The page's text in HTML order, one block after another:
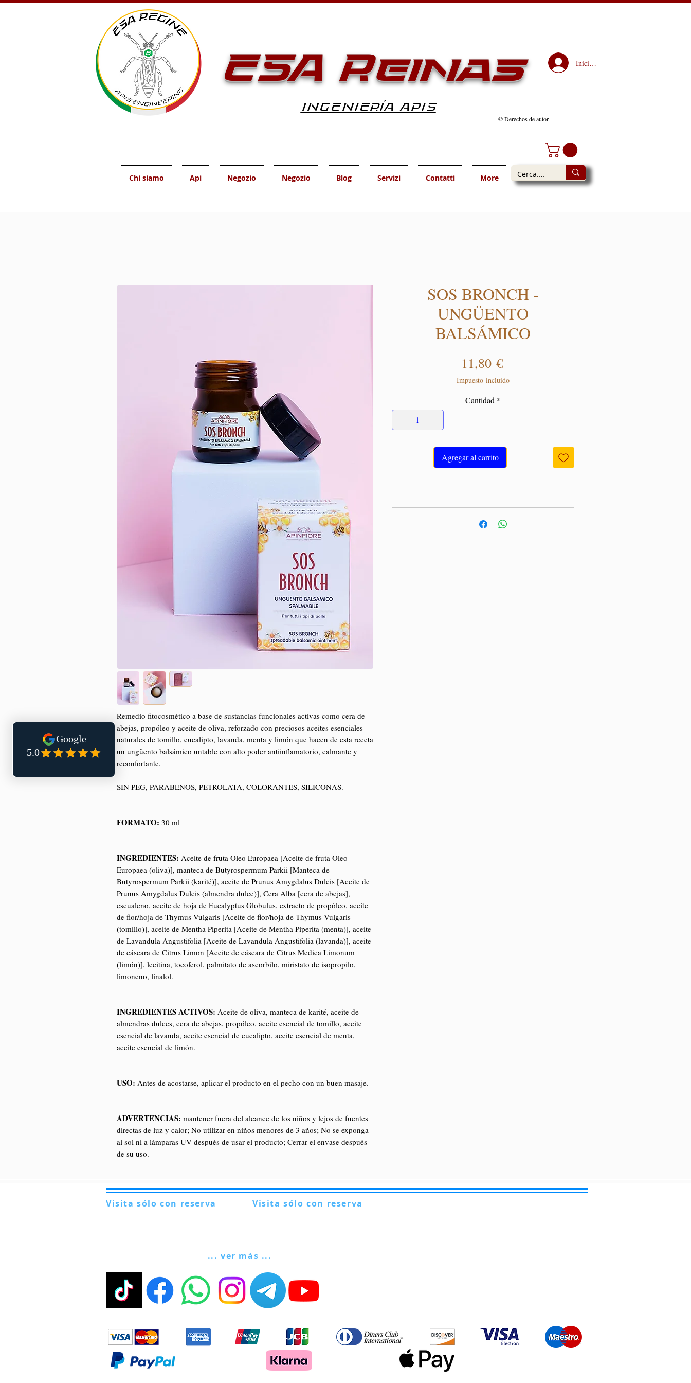
ESA Reinas
INGENIERÍA APIS
Iniciar sesión
© Derechos de autor
Chi siamo Api Negozio Negozio Blog Servizi Contatti More
Remedio fitocosmético a base de sustancias funcionales activas como cera de
abejas, propóleo y aceite de oliva, reforzado con preciosos aceites esenciales
naturales de tomillo, eucalipto, lavanda, menta y limón que hacen de esta receta
un ungüento balsámico untable con alto poder antiinflamatorio, calmante y
reconfortante.
SIN PEG, PARABENOS, PETROLATA, COLORANTES, SILICONAS.
FORMATO: 30 ml
INGREDIENTES: Aceite de fruta Oleo Europaea [Aceite de fruta Oleo
Europaea (oliva)], manteca de Butyrospermum Parkii [Manteca de
Butyrospermum Parkii (karité)], aceite de Prunus Amygdalus Dulcis [Aceite de
Prunus Amygdalus Dulcis (almendra dulce)], Cera Alba [cera de abejas],
escualeno, aceite de hoja de Eucalyptus Globulus, extracto de propóleo, aceite
de flor/hoja de Thymus Vulgaris [Aceite de flor/hoja de Thymus Vulgaris
(tomillo)], aceite de Mentha Piperita [Aceite de Mentha Piperita (menta)], aceite
de Lavandula Angustifolia [Aceite de Lavandula Angustifolia (lavanda)], aceite
de cáscara de Citrus Limon [Aceite de cáscara de Citrus Medica Limonum
(limón)], lecitina, tocoferol, palmitato de ascorbilo, miristato de isopropilo,
limoneno, linalol.
INGREDIENTES ACTIVOS: Aceite de oliva, manteca de karité, aceite de
almendras dulces, cera de abejas, propóleo, aceite esencial de tomillo, aceite
esencial de lavanda, aceite esencial de eucalipto, aceite esencial de menta,
aceite esencial de limón.
USO: Antes de acostarse, aplicar el producto en el pecho con un buen masaje.
ADVERTENCIAS: mantener fuera del alcance de los niños y lejos de fuentes
directas de luz y calor; No utilizar en niños menores de 3 años; No se exponga
al sol ni a lámparas UV después de usar el producto; Cerrar el envase después
de su uso.
SOS BRONCH -
UNGÜENTO
BALSÁMICO
11,80 €Precio
Impuesto incluido
Cantidad *
Agregar al carrito
Visita sólo con reserva
... ver más ...
Visita sólo con reserva